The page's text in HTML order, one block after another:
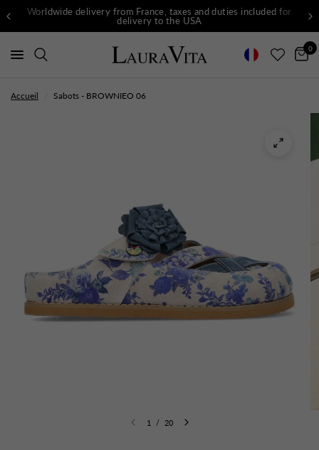
Worldwide delivery from France, taxes and duties included for
delivery to the USA
0
Accueil Sabots - BROWNIEO 06
1 / 20